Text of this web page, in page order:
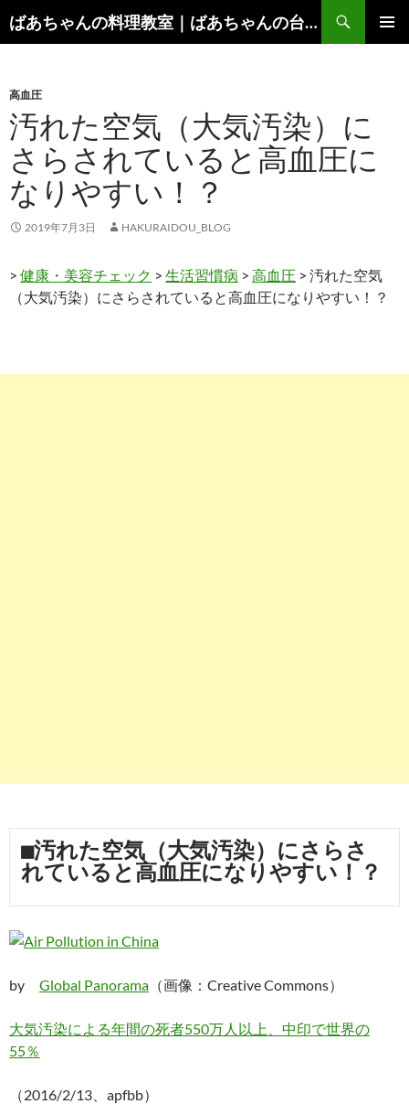
ン
ツ
へ
ス
キ
ッ
ばあちゃんの料理教室｜ばあちゃんの台所から学ぶ、食と健康の知恵
索
高血圧
汚れた空気（大気汚染）に
さらされていると高血圧に
なりやすい！？
2019年7月3日 HAKURAIDOU_BLOG
> 健康・美容チェック > 生活習慣病 > 高血圧 > 汚れた空気
（大気汚染）にさらされていると高血圧になりやすい！？
■汚れた空気（大気汚染）にさらさ
れていると高血圧になりやすい！？
by Global Panorama （画像：Creative Commons）
大気汚染による年間の死者550万人以上、中印で世界の
55％
（2016/2/13、apfbb）